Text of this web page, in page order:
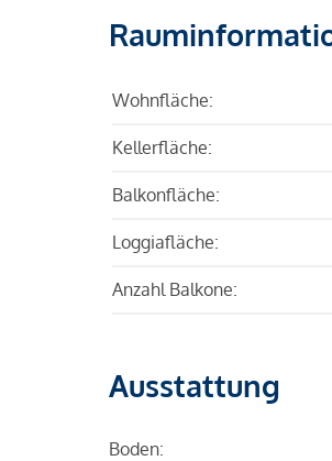
Wohnfläche:
Kellerfläche:
Balkonfläche:
Loggiafläche:
Anzahl Balkone:
Ausstattung
Boden: